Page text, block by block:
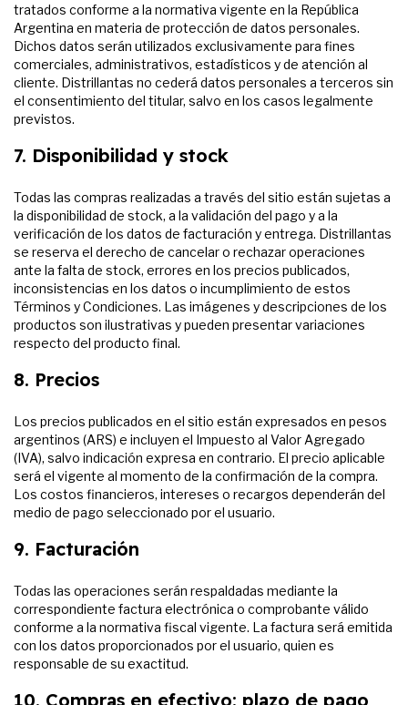
tratados conforme a la normativa vigente en la República
Argentina en materia de protección de datos personales.
Dichos datos serán utilizados exclusivamente para fines
comerciales, administrativos, estadísticos y de atención al
cliente. Distrillantas no cederá datos personales a terceros sin
el consentimiento del titular, salvo en los casos legalmente
previstos.
7. Disponibilidad y stock
Todas las compras realizadas a través del sitio están sujetas a
la disponibilidad de stock, a la validación del pago y a la
verificación de los datos de facturación y entrega. Distrillantas
se reserva el derecho de cancelar o rechazar operaciones
ante la falta de stock, errores en los precios publicados,
inconsistencias en los datos o incumplimiento de estos
Términos y Condiciones. Las imágenes y descripciones de los
productos son ilustrativas y pueden presentar variaciones
respecto del producto final.
8. Precios
Los precios publicados en el sitio están expresados en pesos
argentinos (ARS) e incluyen el Impuesto al Valor Agregado
(IVA), salvo indicación expresa en contrario. El precio aplicable
será el vigente al momento de la confirmación de la compra.
Los costos financieros, intereses o recargos dependerán del
medio de pago seleccionado por el usuario.
9. Facturación
Todas las operaciones serán respaldadas mediante la
correspondiente factura electrónica o comprobante válido
conforme a la normativa fiscal vigente. La factura será emitida
con los datos proporcionados por el usuario, quien es
responsable de su exactitud.
10. Compras en efectivo: plazo de pago